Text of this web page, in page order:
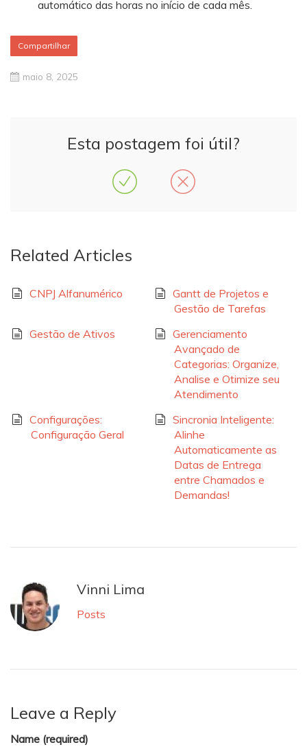
automático das horas no início de cada mês.
Compartilhar
maio 8, 2025
Esta postagem foi útil?
Related Articles
CNPJ Alfanumérico
Gantt de Projetos e
Gestão de Tarefas
Gestão de Ativos
Gerenciamento
Avançado de
Categorias: Organize,
Analise e Otimize seu
Atendimento
Configurações:
Configuração Geral
Sincronia Inteligente:
Alinhe
Automaticamente as
Datas de Entrega
entre Chamados e
Demandas!
Vinni Lima
Posts
Leave a Reply
Name (required)